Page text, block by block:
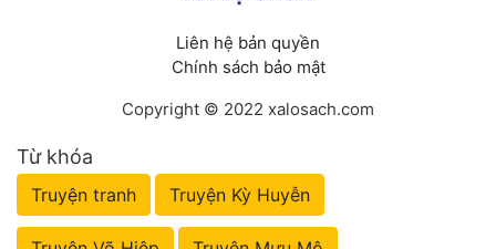
Liên hệ bản quyền
Chính sách bảo mật
Copyright © 2022 xalosach.com
Từ khóa
Truyện tranh Truyện Kỳ Huyễn